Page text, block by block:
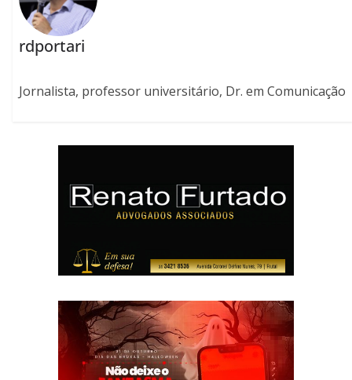
rdportari
Jornalista, professor universitário, Dr. em Comunicação